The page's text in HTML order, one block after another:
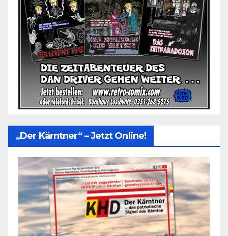
„Der Kärntner“ – Jetzt Online!